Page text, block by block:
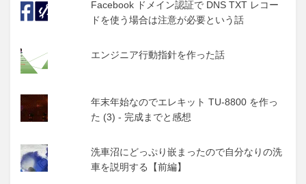
Facebook ドメイン認証で DNS TXT レコー
ドを使う場合は注意が必要という話
エンジニア行動指針を作った話
年末年始なのでエレキット TU-8800 を作っ
た (3) - 完成までと感想
洗車沼にどっぷり嵌まったので自分なりの洗
車を説明する【前編】